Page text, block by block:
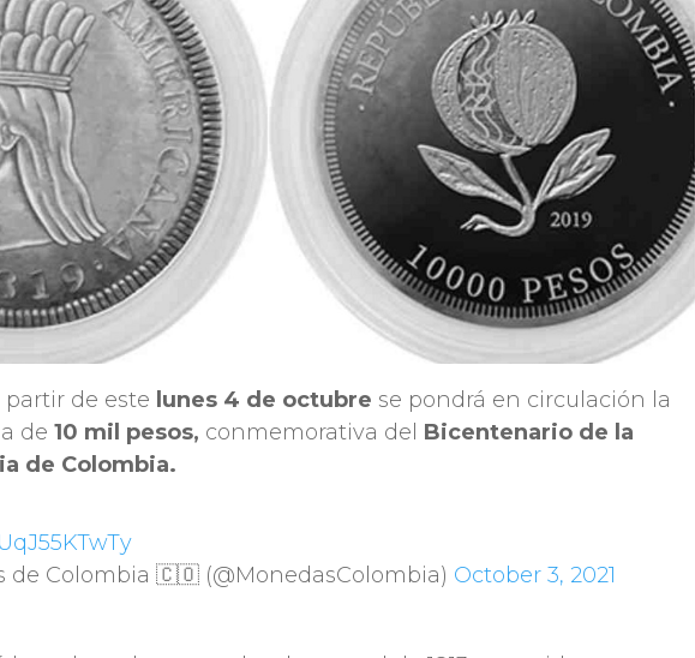
de este lunes 4 de octubre se pondrá en circulación la
de10 mil pesos, conmemorativa del Bicentenario de la
de Colombia.
de Colombia 🇨🇴 (@MonedasColombia) October 3, 2021